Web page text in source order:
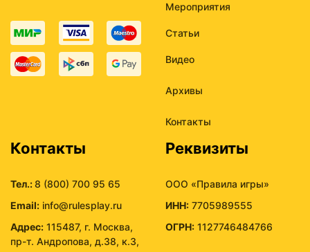
Мероприятия
Статьи
Видео
Архивы
Контакты
Контакты
Тел.:8 (800) 700 95 65
Email: info@rulesplay.ru
Адрес: 115487, г. Москва,
пр-т. Андропова, д.38, к.3,
Реквизиты
ООО «Правила игры»
ИНН: 7705989555
ОГРН: 1127746484766